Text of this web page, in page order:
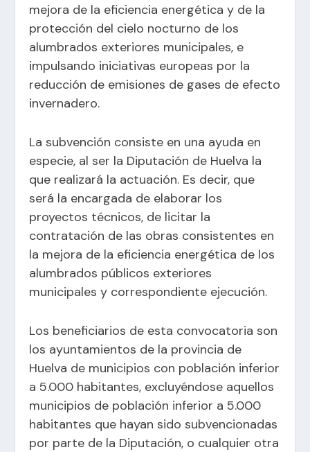
mejora de la eficiencia energética y de la
protección del cielo nocturno de los
alumbrados exteriores municipales, e
impulsando iniciativas europeas por la
reducción de emisiones de gases de efecto
invernadero.
La subvención consiste en una ayuda en
especie, al ser la Diputación de Huelva la
que realizará la actuación. Es decir, que
será la encargada de elaborar los
proyectos técnicos, de licitar la
contratación de las obras consistentes en
la mejora de la eficiencia energética de los
alumbrados públicos exteriores
municipales y correspondiente ejecución.
Los beneficiarios de esta convocatoria son
los ayuntamientos de la provincia de
Huelva de municipios con población inferior
a 5.000 habitantes, excluyéndose aquellos
municipios de población inferior a 5.000
habitantes que hayan sido subvencionadas
por parte de la Diputación, o cualquier otra